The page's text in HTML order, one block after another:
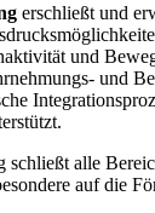
erschließt und
und
und
schließt alle
auf die